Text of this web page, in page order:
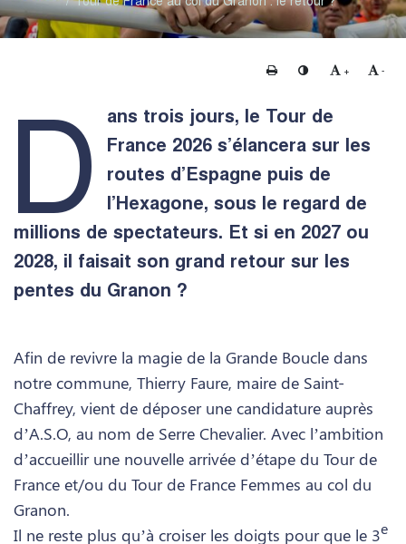
Imprimer Changer le contraste
+ Agrandir le
-
D
ans trois jours, le Tour de
France 2026 s’élancera sur les
routes d’Espagne puis de
l’Hexagone, sous le regard de
millions de spectateurs. Et si en 2027 ou
2028, il faisait son grand retour sur les
pentes du Granon ?
Afin de revivre la magie de la Grande Boucle dans
notre commune, Thierry Faure, maire de Saint-
Chaffrey, vient de déposer une candidature auprès
d’A.S.O, au nom de Serre Chevalier. Avec l’ambition
d’accueillir une nouvelle arrivée d’étape du Tour de
France et/ou du Tour de France Femmes au col du
Granon.
Il ne reste plus qu’à croiser les doigts pour que le 3e